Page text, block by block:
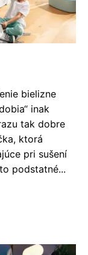
bielizne
inak
tak dobre
ktorá
pri sušení
podstatné...